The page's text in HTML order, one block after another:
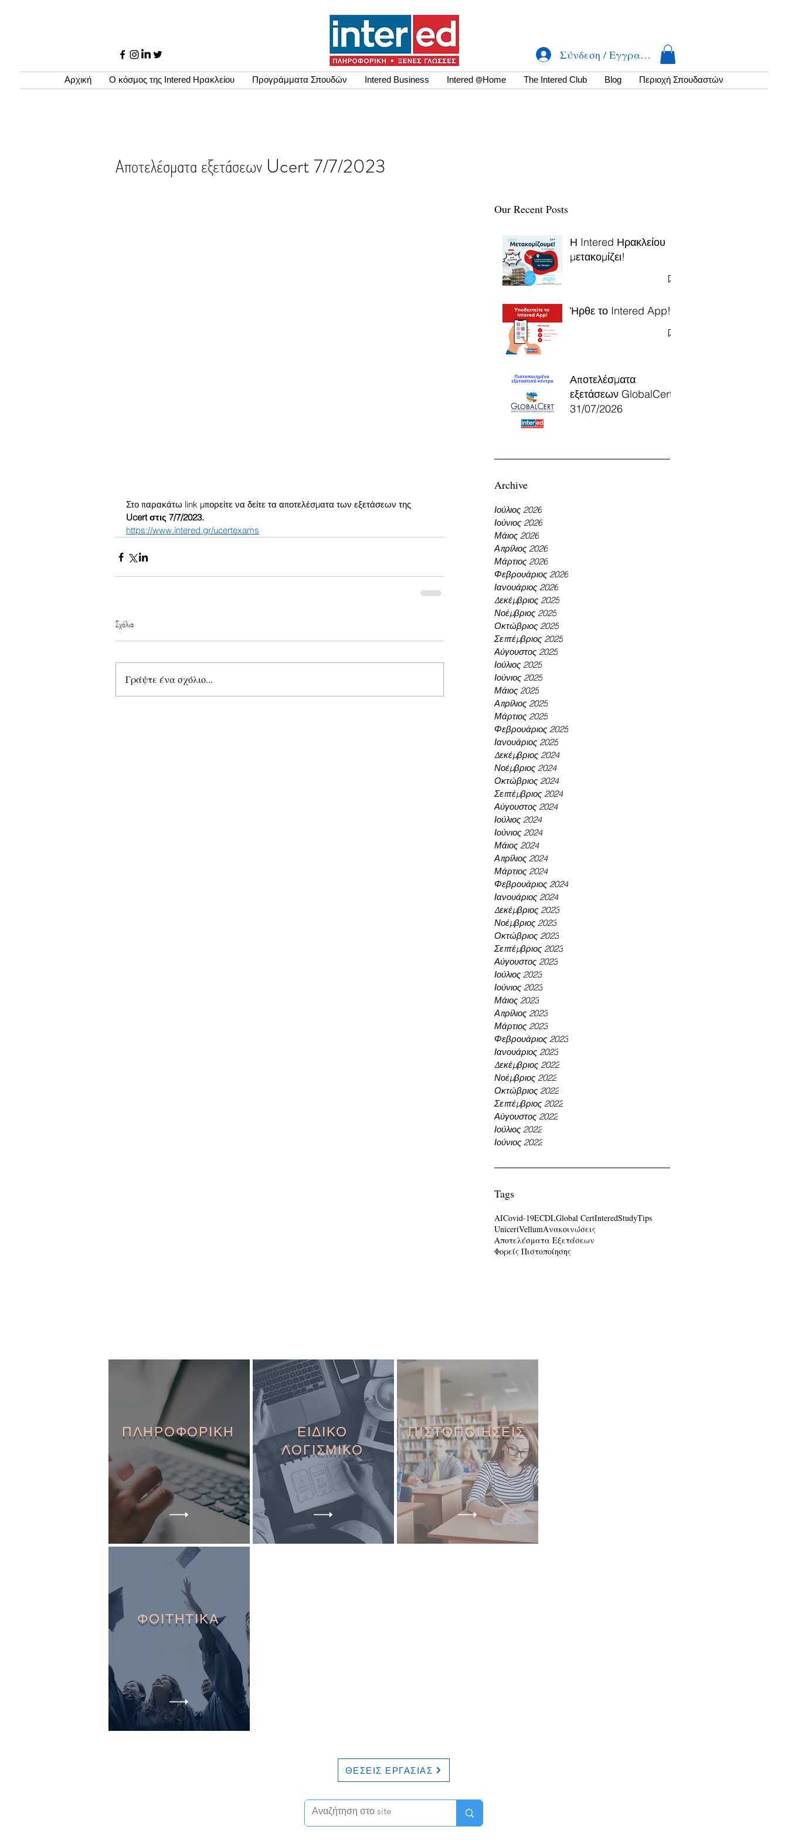
Σύνδεση / Εγγραφή
Αρχική Ο κόσμος της Intered Ηρακλείου Προγράμματα Σπουδών Intered Business Intered @Home The Intered Club Βlog Περιοχή Σπουδαστών
Our Recent Posts
Η Intered Ηρακλείου
μετακομίζει!
Ήρθε το Intered App!
Αποτελέσματα
εξετάσεων GlobalCert
31/07/2026
Archive
Ιούλιος 2026
Ιούνιος 2026
Μάιος 2026
Απρίλιος 2026
Μάρτιος 2026
Φεβρουάριος 2026
Ιανουάριος 2026
Δεκέμβριος 2025
Νοέμβριος 2025
Οκτώβριος 2025
Σεπτέμβριος 2025
Αύγουστος 2025
Ιούλιος 2025
Ιούνιος 2025
Μάιος 2025
Απρίλιος 2025
Μάρτιος 2025
Φεβρουάριος 2025
Ιανουάριος 2025
Δεκέμβριος 2024
Νοέμβριος 2024
Οκτώβριος 2024
Σεπτέμβριος 2024
Αύγουστος 2024
Ιούλιος 2024
Ιούνιος 2024
Μάιος 2024
Απρίλιος 2024
Μάρτιος 2024
Φεβρουάριος 2024
Ιανουάριος 2024
Δεκέμβριος 2023
Νοέμβριος 2023
Οκτώβριος 2023
Σεπτέμβριος 2023
Αύγουστος 2023
Ιούλιος 2023
Ιούνιος 2023
Μάιος 2023
Απρίλιος 2023
Μάρτιος 2023
Φεβρουάριος 2023
Ιανουάριος 2023
Δεκέμβριος 2022
Νοέμβριος 2022
Οκτώβριος 2022
Σεπτέμβριος 2022
Αύγουστος 2022
Ιούλιος 2022
Ιούνιος 2022
Tags
AICovid-19ECDLGlobal CertInteredStudyTips
UnicertVellumΑνακοινώσεις
Αποτελέσματα Εξετάσεων
Φορείς Πιστοποίησης
Αποτελέσματα εξετάσεων Ucert 7/7/2023
Στο παρακάτω link μπορείτε να δείτε τα αποτελέσματα των εξετάσεων της
Ucert στις 7/7/2023.
https://www.intered.gr/ucertexams
Σχόλια
Γράψτε ένα σχόλιο...
ΠΛΗΡΟΦΟΡΙΚΗ
ΕΙΔΙΚΟ
ΛΟΓΙΣΜΙΚΟ
ΠΙΣΤΟΠΟΙΗΣΕΙΣ
ΦΟΙΤΗΤΙΚΑ
ΘΕΣΕΙΣ ΕΡΓΑΣΙΑΣ